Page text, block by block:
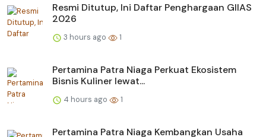
Resmi Ditutup, Ini Daftar Penghargaan GIIAS
2026
3 hours ago 1
Pertamina Patra Niaga Perkuat Ekosistem
Bisnis Kuliner lewat...
4 hours ago 1
Pertamina Patra Niaga Kembangkan Usaha